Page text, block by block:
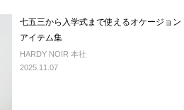
七五三から入学式まで使えるオケージョン
アイテム集
HARDY NOIR 本社
2025.11.07